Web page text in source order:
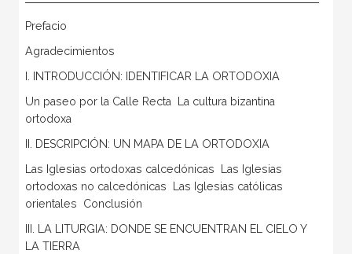
Prefacio
Agradecimientos
I. INTRODUCCIÓN: IDENTIFICAR LA ORTODOXIA
Un paseo por la Calle Recta  La cultura bizantina
ortodoxa
II. DESCRIPCIÓN: UN MAPA DE LA ORTODOXIA
Las Iglesias ortodoxas calcedónicas  Las Iglesias
ortodoxas no calcedónicas  Las Iglesias católicas
orientales  Conclusión
III. LA LITURGIA: DONDE SE ENCUENTRAN EL CIELO Y
LA TIERRA